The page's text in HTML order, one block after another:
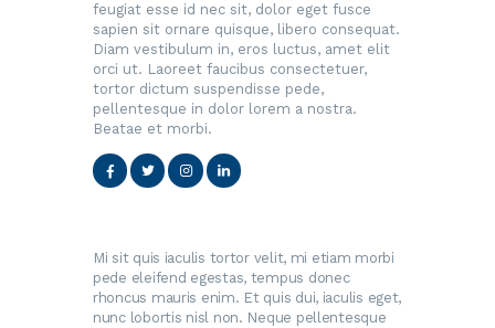
feugiat esse id nec sit, dolor eget fusce
sapien sit ornare quisque, libero consequat.
Diam vestibulum in, eros luctus, amet elit
orci ut. Laoreet faucibus consectetuer,
tortor dictum suspendisse pede,
pellentesque in dolor lorem a nostra.
Beatae et morbi.
Mi sit quis iaculis tortor velit, mi etiam morbi
pede eleifend egestas, tempus donec
rhoncus mauris enim. Et quis dui, iaculis eget,
nunc lobortis nisl non. Neque pellentesque